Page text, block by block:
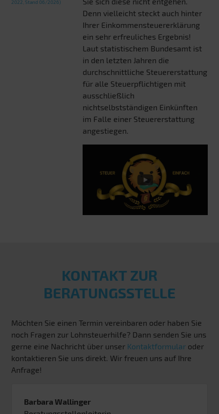
2022, Stand 06/2026)
Denn vielleicht steckt auch hinter
Ihrer Einkommensteuererklärung
ein sehr erfreuliches Ergebnis!
Laut statistischem Bundesamt ist
in den letzten Jahren die
durchschnittliche Steuererstattung
für alle Steuerpflichtigen mit
ausschließlich
nichtselbstständigen Einkünften
im Falle einer Steuererstattung
angestiegen.
KONTAKT ZUR
BERATUNGSSTELLE
Möchten Sie einen Termin vereinbaren oder haben Sie
noch Fragen zur Lohnsteuerhilfe? Dann senden Sie uns
gerne eine Nachricht über unser Kontaktformular oder
kontaktieren Sie uns direkt. Wir freuen uns auf Ihre
Anfrage!
Barbara Wallinger